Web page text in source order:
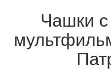
Чашки с